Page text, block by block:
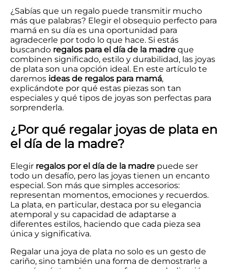
¿Sabías que un regalo puede transmitir mucho
más que palabras? Elegir el obsequio perfecto para
mamá en su día es una oportunidad para
agradecerle por todo lo que hace. Si estás
buscando regalos para el día de la madre que
combinen significado, estilo y durabilidad, las joyas
de plata son una opción ideal. En este artículo te
daremos ideas de regalos para mamá,
explicándote por qué estas piezas son tan
especiales y qué tipos de joyas son perfectas para
sorprenderla.
¿Por qué regalar joyas de plata en
el día de la madre?
Elegir regalos por el día de la madre puede ser
todo un desafío, pero las joyas tienen un encanto
especial. Son más que simples accesorios:
representan momentos, emociones y recuerdos.
La plata, en particular, destaca por su elegancia
atemporal y su capacidad de adaptarse a
diferentes estilos, haciendo que cada pieza sea
única y significativa.
Regalar una joya de plata no solo es un gesto de
cariño, sino también una forma de demostrarle a